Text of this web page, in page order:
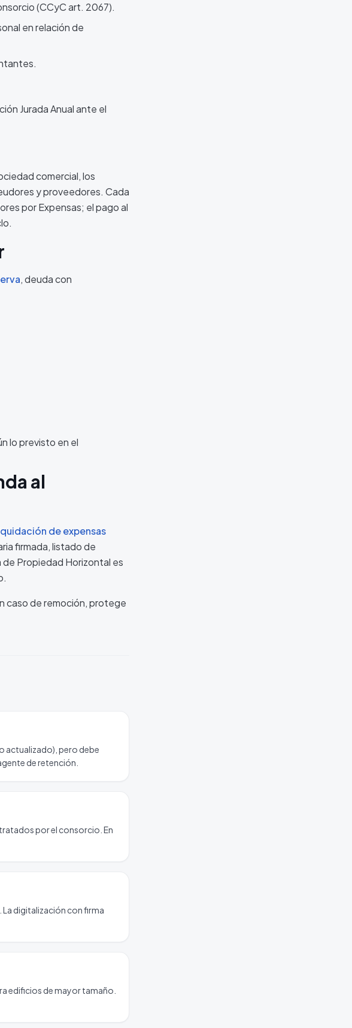
(CCyC art. 2067).
en relación de
Jurada Anual ante el
comercial, los
y proveedores. Cada
por Expensas; el pago al
, deuda con
lo previsto en el
al
de expensas
firmada, listado de
Propiedad Horizontal es
caso de remoción, protege
actualizado), pero debe
de retención.
por el consorcio. En
digitalización con firma
edificios de mayor tamaño.